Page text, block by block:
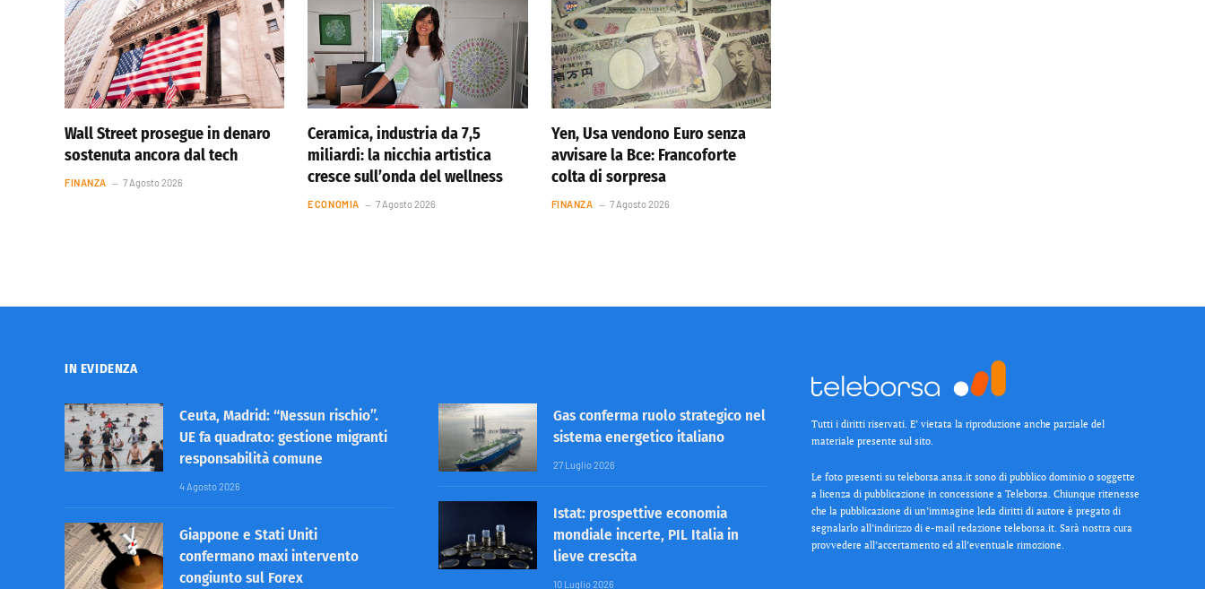
Wall Street prosegue in denaro
sostenuta ancora dal tech
FINANZA 7 Agosto 2026
Ceramica, industria da 7,5
miliardi: la nicchia artistica
cresce sull’onda del wellness
ECONOMIA 7 Agosto 2026
Yen, Usa vendono Euro senza
avvisare la Bce: Francoforte
colta di sorpresa
FINANZA 7 Agosto 2026
IN EVIDENZA
Ceuta, Madrid: “Nessun rischio”.
UE fa quadrato: gestione migranti
responsabilità comune
4 Agosto 2026
Giappone e Stati Uniti
confermano maxi intervento
congiunto sul Forex
Gas conferma ruolo strategico nel
sistema energetico italiano
27 Luglio 2026
Istat: prospettive economia
mondiale incerte, PIL Italia in
lieve crescita
10 Luglio 2026
Tutti i diritti riservati. E’ vietata la riproduzione anche parziale del
materiale presente sul sito.
Le foto presenti su teleborsa.ansa.it sono di pubblico dominio o soggette
a licenza di pubblicazione in concessione a Teleborsa. Chiunque ritenesse
che la pubblicazione di un’immagine leda diritti di autore è pregato di
segnalarlo all’indirizzo di e-mail redazione teleborsa.it. Sarà nostra cura
provvedere all’accertamento ed all’eventuale rimozione.